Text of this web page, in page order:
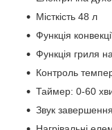
Місткість 48 л
Функція
Функція гриля
Контроль
Таймер: 0-60
Звук